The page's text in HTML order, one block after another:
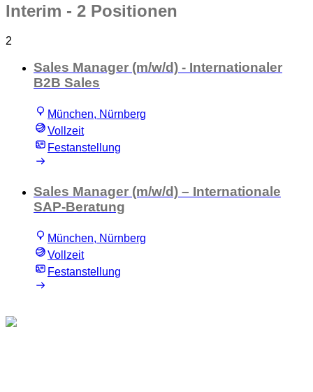
Interim - 2 Positionen
2
Sales Manager (m/w/d) - Internationaler
B2B Sales
München, Nürnberg
Vollzeit
Festanstellung
Sales Manager (m/w/d) – Internationale
SAP-Beratung
München, Nürnberg
Vollzeit
Festanstellung